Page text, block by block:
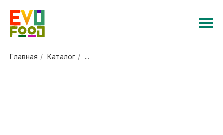
Главная / Каталог / ...